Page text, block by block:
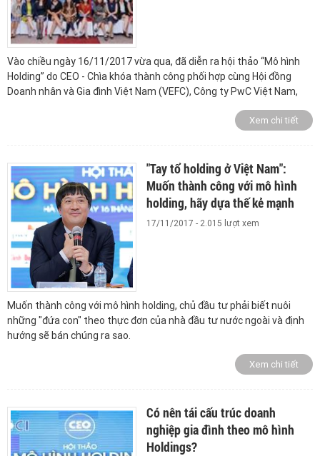
Vào chiều ngày 16/11/2017 vừa qua, đã diễn ra hội thảo “Mô hình
Holding” do CEO - Chìa khóa thành công phối hợp cùng Hội đồng
Doanh nhân và Gia đình Việt Nam (VEFC), Công ty PwC Việt Nam,
Xem chi tiết
"Tay tổ holding ở Việt Nam":
Muốn thành công với mô hình
holding, hãy dựa thế kẻ mạnh
17/11/2017 - 2.015 lượt xem
Muốn thành công với mô hình holding, chủ đầu tư phải biết nuôi
những "đứa con" theo thực đơn của nhà đầu tư nước ngoài và định
hướng sẽ bán chúng ra sao.
Xem chi tiết
Có nên tái cấu trúc doanh
nghiệp gia đình theo mô hình
Holdings?